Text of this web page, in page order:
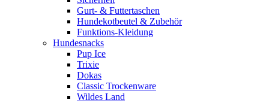
Gurt- & Futtertaschen
Hundekotbeutel & Zubehör
Funktions-Kleidung
Hundesnacks
Pup Ice
Trixie
Dokas
Classic Trockenware
Wildes Land